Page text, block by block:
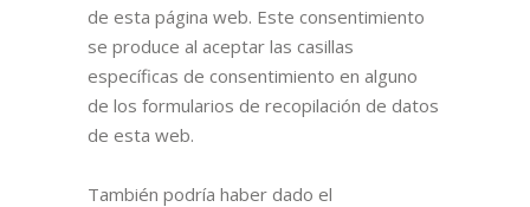
de esta página web. Este consentimiento
se produce al aceptar las casillas
específicas de consentimiento en alguno
de los formularios de recopilación de datos
de esta web.
También podría haber dado el